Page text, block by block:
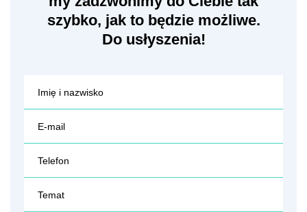
szybko, jak to będzie możliwe.
Do usłyszenia!